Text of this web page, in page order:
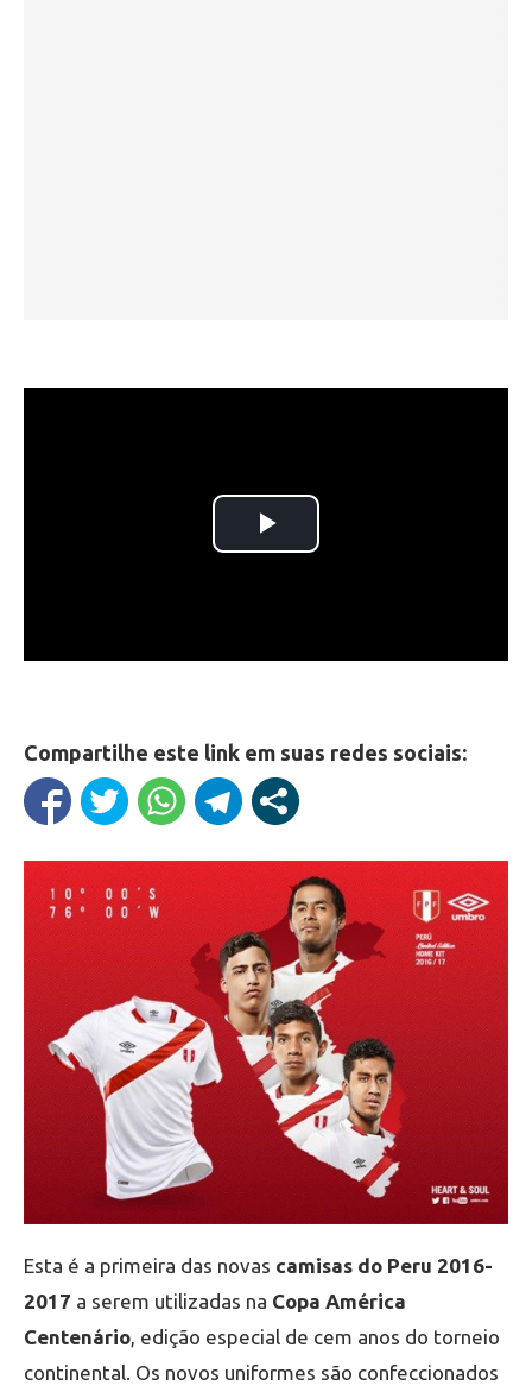
Compartilhe este link em suas redes sociais:
Esta é a primeira das novas camisas do Peru 2016-
2017 a serem utilizadas na Copa América
Centenário , edição especial de cem anos do torneio
continental. Os novos uniformes são confeccionados